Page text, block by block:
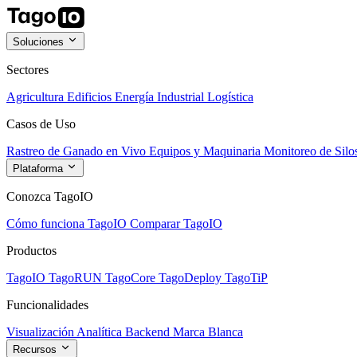
Soluciones
Sectores
Agricultura Edificios Energía Industrial Logística
Casos de Uso
Rastreo de Ganado en Vivo Equipos y Maquinaria Monitoreo de
Plataforma
Conozca TagoIO
Cómo funciona TagoIO Comparar TagoIO
Productos
TagoIO TagoRUN TagoCore TagoDeploy TagoTiP
Funcionalidades
Visualización Analítica Backend Marca Blanca
Recursos